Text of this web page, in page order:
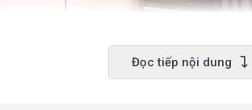
Đọc tiếp nội dung